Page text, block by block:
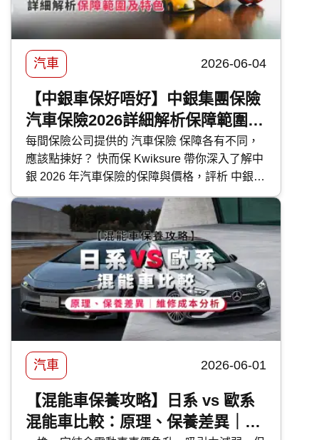
汽車 2026-06-04
【中銀車保好唔好】中銀集團保險
汽車保險2026詳細解析保障範圍及
特色
每間保險公司提供的 汽車保險 保障各有不同，
應該點揀好？ 快而保 Kwiksure 帶你深入了解中
銀 2026 年汽車保險的保障與價格，評析 中銀汽
車保險 優缺點，助你選擇最合適的車保方案。
汽車 2026-06-01
【混能車保養攻略】日系 vs 歐系
混能車比較：原理、保養差異｜維